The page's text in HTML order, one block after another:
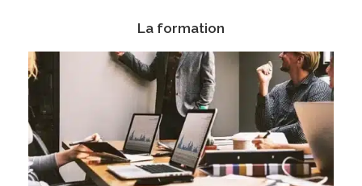
La formation